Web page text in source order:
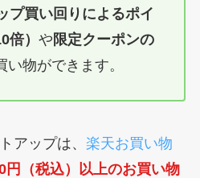
プ買い回りによるポイ
倍） や 限定クーポンの
物ができます。
アップは、 楽天お買い物
円（税込）以上のお買い物